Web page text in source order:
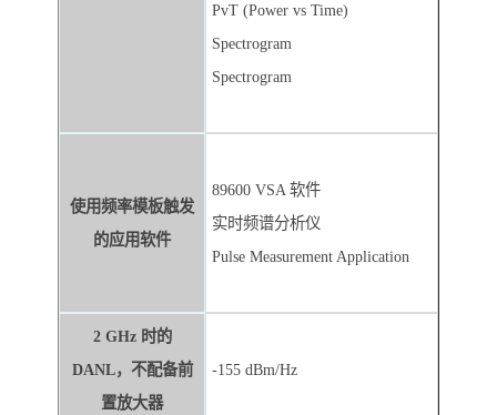
PvT (Power vs Time)
Spectrogram
Spectrogram
使用频率模板触发
的应用软件
89600 VSA 软件
实时频谱分析仪
Pulse Measurement Application
2 GHz 时的
DANL，不配备前
置放大器
-155 dBm/Hz